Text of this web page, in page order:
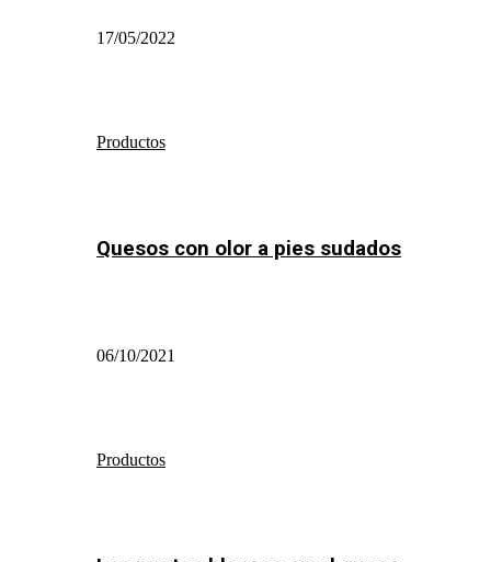
17/05/2022
Productos
Quesos con olor a pies sudados
06/10/2021
Productos